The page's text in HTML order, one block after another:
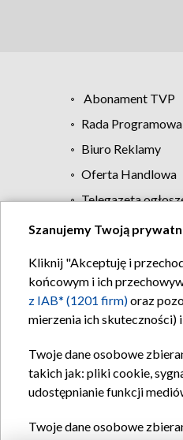
Abonament TVP
Rada Programowa
Biuro Reklamy
Oferta Handlowa
Telegazeta
Szanujemy Twoją
Kliknij "Akceptuję i
końcowym i ich
z IAB* (1201 firm)oraz
mierzenia ich skuteczności)
Twoje dane osobowe
takich jak: pliki cookie,
udostępnianie funkcji
Twoje dane osobowe